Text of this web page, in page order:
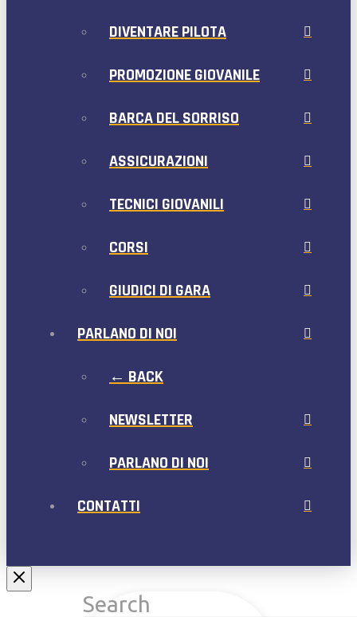
DIVENTARE PILOTA
PROMOZIONE GIOVANILE
BARCA DEL SORRISO
ASSICURAZIONI
TECNICI GIOVANILI
CORSI
GIUDICI DI GARA
PARLANO DI NOI
← BACK
NEWSLETTER
PARLANO DI NOI
CONTATTI
Search